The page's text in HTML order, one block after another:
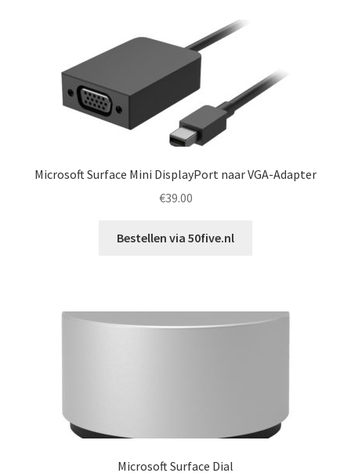
Microsoft Surface Mini DisplayPort naar VGA-Adapter
€39.00
Bestellen via 50five.nl
Microsoft Surface Dial